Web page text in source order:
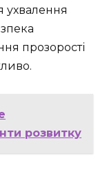
ухвалення
прозорості
розвитку